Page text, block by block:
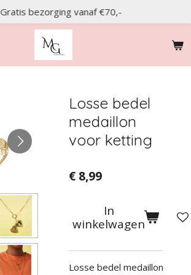
Gratis bezorging vanaf €70,-
Losse bedel
medaillon
voor ketting
€ 8,99
In
winkelwagen
Losse bedel medaillon